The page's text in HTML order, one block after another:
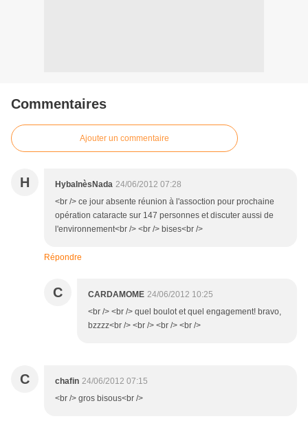
Commentaires
Ajouter un commentaire
H HybaInèsNada 24/06/2012 07:28
<br /> ce jour absente réunion à l'assoction pour prochaine
opération cataracte sur 147 personnes et discuter aussi de
l'environnement<br /> <br /> bises<br />
Répondre
C CARDAMOME 24/06/2012 10:25
<br /> <br /> quel boulot et quel engagement! bravo,
bzzzz<br /> <br /> <br /> <br />
C chafin 24/06/2012 07:15
<br /> gros bisous<br />